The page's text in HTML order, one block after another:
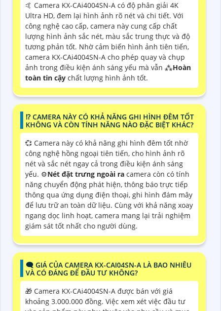
🤙 Camera KX-CAi4004SN-A có độ phân giải 4K
Ultra HD, đem lại hình ảnh rõ nét và chi tiết. Với
công nghệ cao cấp, camera này cung cấp chất
lượng hình ảnh sắc nét, màu sắc trung thực và độ
tương phản tốt. Nhờ cảm biến hình ảnh tiên tiến,
camera KX-CAi4004SN-A cho phép quay và chụp
ảnh trong điều kiện ánh sáng yếu mà vẫn ⁂Hoàn
toàn tin cậy chất lượng hình ảnh tốt.
⁉️ CAMERA NÀY CÓ KHẢ NĂNG GHI HÌNH ĐÊM TỐT
KHÔNG VÀ CÒN TÍNH NĂNG NÀO ĐẶC BIỆT KHÁC?
💞 Camera này có khả năng ghi hình đêm tốt nhờ
công nghệ hồng ngoại tiên tiến, cho hình ảnh rõ
nét và sắc nét ngay cả trong điều kiện ánh sáng
yếu. ⚙Nét đặt trưng ngoài ra camera còn có tính
năng chuyển động phát hiện, thông báo trực tiếp
thông qua ứng dụng điện thoại, ghi hình đám mây
để lưu trữ an toàn dữ liệu. Cùng với khả năng xoay
ngang dọc linh hoạt, camera mang lại trải nghiệm
giám sát tốt nhất cho người dùng.
🗨️ GIÁ CỦA CAMERA KX-CAI04SN-A LÀ BAO NHIÊU
VÀ CÓ ĐÁNG ĐỂ ĐẦU TƯ KHÔNG?
🎁 Camera KX-CAi4004SN-A được bán với giá
khoảng 3.000.000 đồng. Việc xem xét việc đầu tư